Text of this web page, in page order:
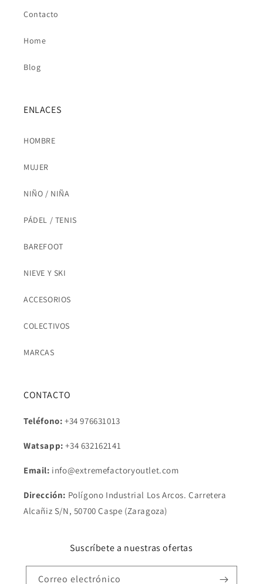
Contacto
Home
Blog
ENLACES
HOMBRE
MUJER
NIÑO / NIÑA
PÁDEL / TENIS
BAREFOOT
NIEVE Y SKI
ACCESORIOS
COLECTIVOS
MARCAS
CONTACTO
Teléfono: +34 976631013
Watsapp:+34 632162141
Email: info@extremefactoryoutlet.com
Dirección: Polígono Industrial Los Arcos. Carretera
Alcañiz S/N, 50700 Caspe (Zaragoza)
Suscríbete a nuestras ofertas
Correo electrónico